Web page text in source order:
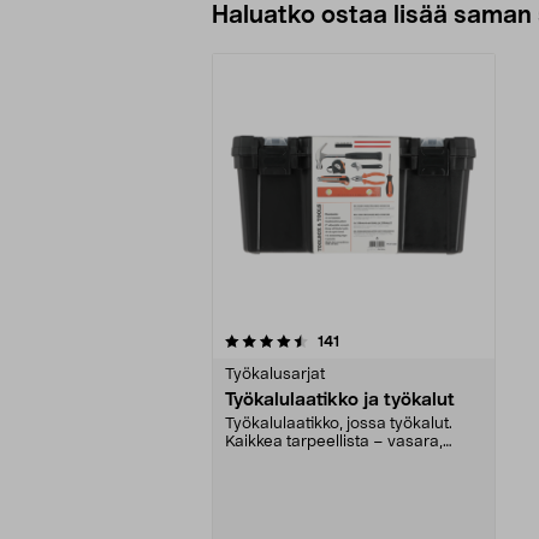
Haluatko ostaa lisää
141
Työkalusarjat
Työkalulaatikko ja työkalut
Työkalulaatikko, jossa työkalut.
Kaikkea tarpeellista – vasara,